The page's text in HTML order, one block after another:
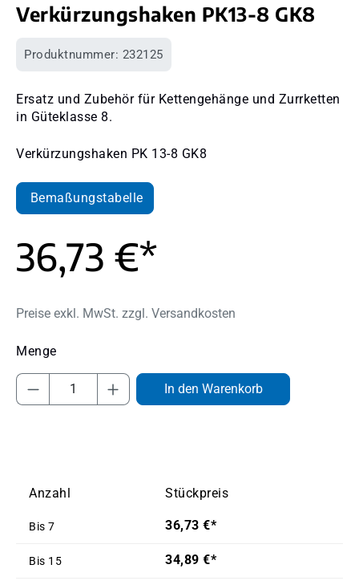
Verkürzungshaken PK13-8 GK8
Produktnummer: 232125
Ersatz und Zubehör für Kettengehänge und Zurrketten
in Güteklasse 8.
Verkürzungshaken PK 13-8 GK8
Bemaßungstabelle
36,73 €*
Preise exkl. MwSt. zzgl. Versandkosten
Produkt Anzahl: Gib den gewünschten
In den Warenkorb
Anzahl Stückpreis
Bis 7 36,73 €*
Bis 15 34,89 €*